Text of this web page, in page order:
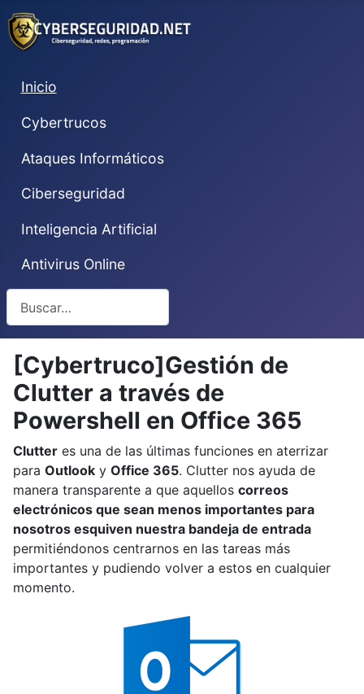
Inicio
Cybertrucos
Ataques Informáticos
Ciberseguridad
Inteligencia Artificial
Antivirus Online
[Cybertruco]Gestión de
Clutter a través de
Powershell en Office 365
Clutter es una de las últimas funciones en aterrizar
para Outlook y Office 365. Clutter nos ayuda de
manera transparente a que aquellos correos
electrónicos que sean menos importantes para
nosotros esquiven nuestra bandeja de entrada
permitiéndonos centrarnos en las tareas más
importantes y pudiendo volver a estos en cualquier
momento.